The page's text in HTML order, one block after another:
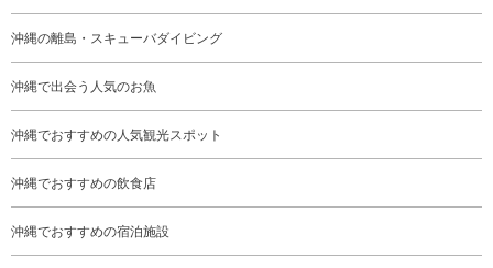
沖縄の離島・スキューバダイビング
沖縄で出会う人気のお魚
沖縄でおすすめの人気観光スポット
沖縄でおすすめの飲食店
沖縄でおすすめの宿泊施設